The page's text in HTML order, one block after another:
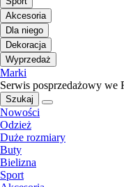
Akcesoria
Dla niego
Dekoracja
Wyprzedaż
Marki
Serwis posprzedażowy we
Szukaj
Nowości
Odzież
Duże rozmiary
Buty
Bielizna
Sport